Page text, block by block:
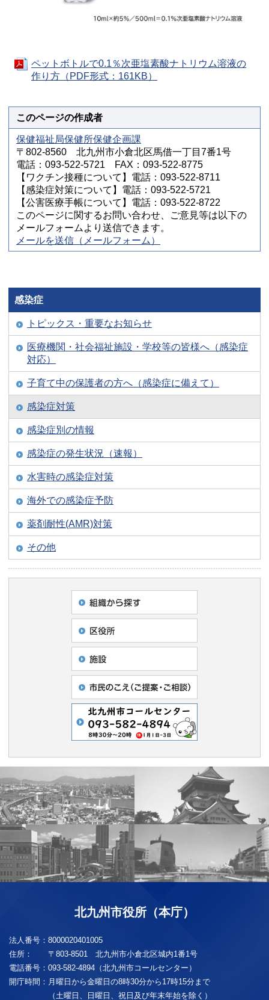
ペットボトルで0.1％次亜塩素酸ナトリウム溶液の
作り方（PDF形式：161KB）
このページの作成者
保健福祉局保健所保健企画課
〒802-8560 北九州市小倉北区馬借一丁目7番1号
電話：093-522-5721 FAX：093-522-8775
【ワクチン接種について】電話：093-522-8711
【感染症対策について】電話：093-522-5721
【公害医療手帳について】電話：093-522-8722
このページに関するお問い合わせ、ご意見等は以下の
メールフォームより送信できます。
メールを送信（メールフォーム）
感染症
トピックス・重要なお知らせ
医療機関・社会福祉施設・学校等の皆様へ（感染症
対応）
子育て中の保護者の方へ（感染症に備えて）
感染症対策
感染症別の情報
感染症の発生状況（速報）
水害時の感染症対策
海外での感染症予防
薬剤耐性(AMR)対策
その他
北九州市役所（本庁）
法人番号： 8000020401005
住所：
〒803-8501 北九州市小倉北区城内1番1号
電話番号： 093-582-4894（北九州市コールセンター）
開庁時間： 月曜日から金曜日の8時30分から17時15分まで
（土曜日、日曜日、祝日及び年末年始を除く）